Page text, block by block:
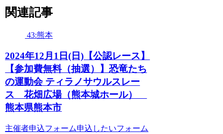
関連記事
43:熊本
2024年12月1日(日)【公認レース】
【参加費無料（抽選）】恐竜たち
の運動会 ティラノサウルスレー
ス 花畑広場（熊本城ホール）
熊本県熊本市
主催者申込フォーム申込したいフォーム